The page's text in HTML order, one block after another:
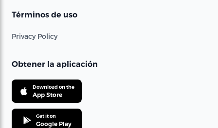
Términos de uso
Privacy Policy
Obtener la aplicación
Download on the
App Store
Get it on
Google Play